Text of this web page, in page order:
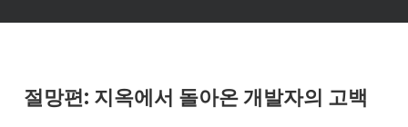
절망편: 지옥에서 돌아온 개발자의 고백